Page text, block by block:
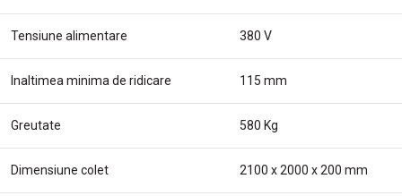
Tensiune alimentare 380 V
Inaltimea minima de ridicare 115 mm
Greutate 580 Kg
Dimensiune colet 2100 x 2000 x 200 mm